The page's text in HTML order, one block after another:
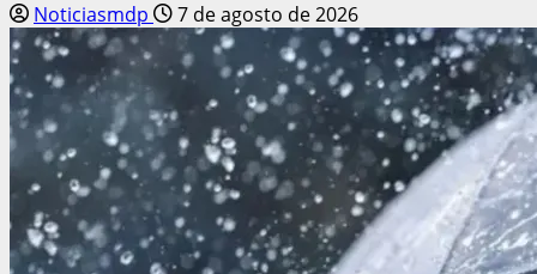
Noticiasmdp 7 de agosto de 2026